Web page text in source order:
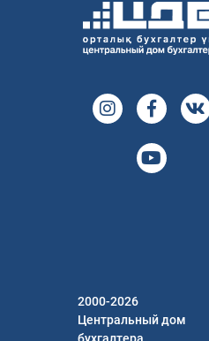
2000-2026
Центральный дом